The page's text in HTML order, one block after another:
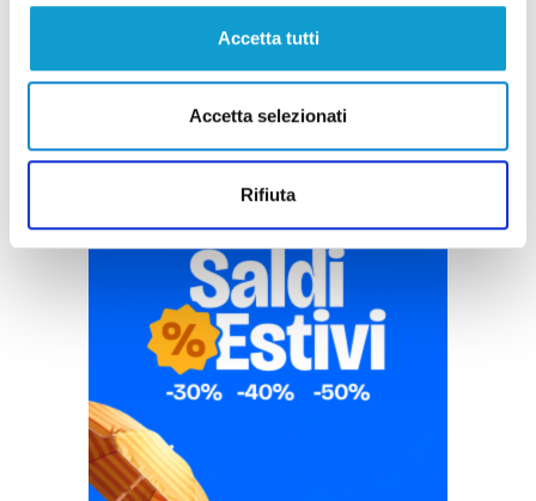
Accetta tutti
Accetta selezionati
Rifiuta